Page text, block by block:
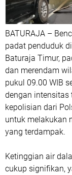
BATURAJA –
padat penduduk
Baturaja Timur,
dan merendam
pukul 09.00 WIB
dengan intensitas
kepolisian dari
untuk melakukan
yang terdampak.
Ketinggian air
cukup signifikan,